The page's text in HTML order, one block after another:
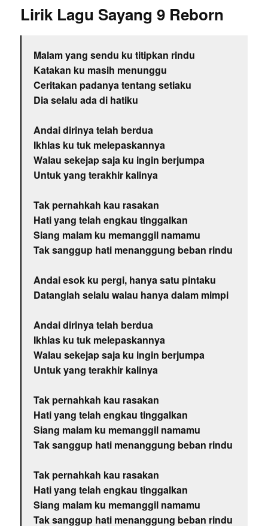
Lirik Lagu Sayang 9 Reborn
Malam yang sendu ku titipkan rindu
Katakan ku masih menunggu
Ceritakan padanya tentang setiaku
Dia selalu ada di hatiku
Andai dirinya telah berdua
Ikhlas ku tuk melepaskannya
Walau sekejap saja ku ingin berjumpa
Untuk yang terakhir kalinya
Tak pernahkah kau rasakan
Hati yang telah engkau tinggalkan
Siang malam ku memanggil namamu
Tak sanggup hati menanggung beban rindu
Andai esok ku pergi, hanya satu pintaku
Datanglah selalu walau hanya dalam mimpi
Andai dirinya telah berdua
Ikhlas ku tuk melepaskannya
Walau sekejap saja ku ingin berjumpa
Untuk yang terakhir kalinya
Tak pernahkah kau rasakan
Hati yang telah engkau tinggalkan
Siang malam ku memanggil namamu
Tak sanggup hati menanggung beban rindu
Tak pernahkah kau rasakan
Hati yang telah engkau tinggalkan
Siang malam ku memanggil namamu
Tak sanggup hati menanggung beban rindu